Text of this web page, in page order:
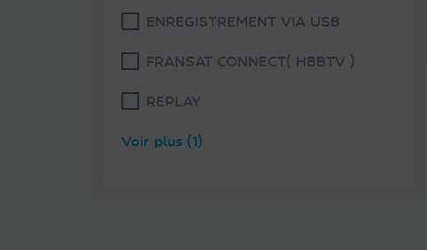
ENREGISTREMENT VIA USB
FRANSAT CONNECT( HBBTV )
REPLAY
Voir plus (1)